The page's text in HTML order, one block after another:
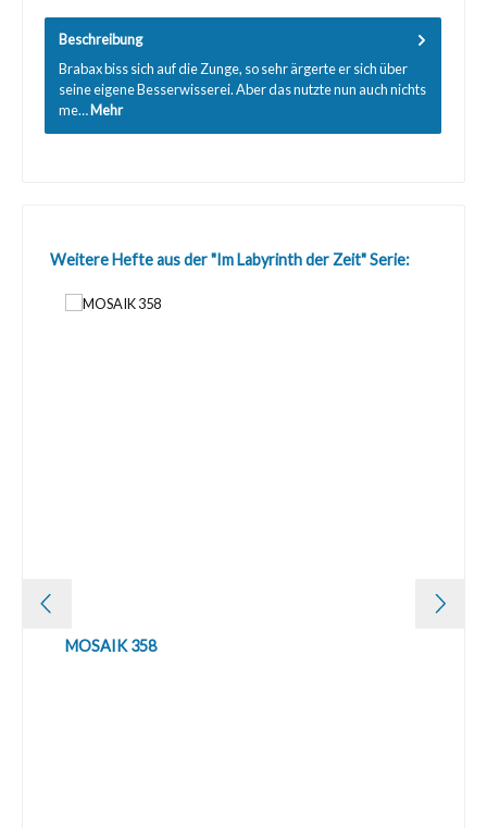
Beschreibung
Brabax biss sich auf die Zunge, so sehr ärgerte er sich über
seine eigene Besserwisserei. Aber das nutzte nun auch nichts
me…Mehr
Produktgalerie überspringen
Weitere Hefte aus der "Im Labyrinth der Zeit" Serie:
MOSAIK 358